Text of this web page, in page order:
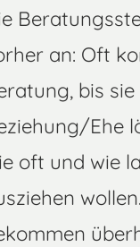
an: Oft
bis
Ehe
oft und wie